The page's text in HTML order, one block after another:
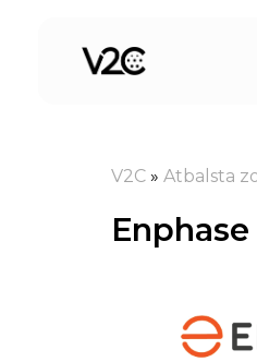
V2C » Atbalsta